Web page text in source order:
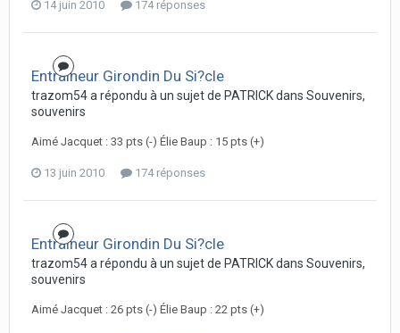
14 juin 2010 174 réponses
Entraineur Girondin Du Si?cle
trazom54 a répondu à un sujet de PATRICK dans Souvenirs,
souvenirs
Aimé Jacquet : 33 pts (-) Élie Baup : 15 pts (+)
13 juin 2010 174 réponses
Entraineur Girondin Du Si?cle
trazom54 a répondu à un sujet de PATRICK dans Souvenirs,
souvenirs
Aimé Jacquet : 26 pts (-) Élie Baup : 22 pts (+)